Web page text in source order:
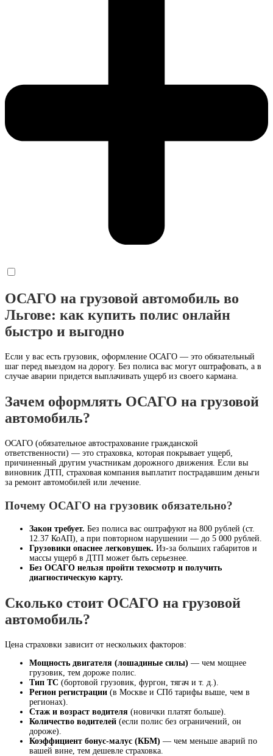
ОСАГО на грузовой автомобиль во
Льгове: как купить полис онлайн
быстро и выгодно
Если у вас есть грузовик, оформление ОСАГО — это обязательный
шаг перед выездом на дорогу. Без полиса вас могут оштрафовать, а в
случае аварии придется выплачивать ущерб из своего кармана.
Зачем оформлять ОСАГО на грузовой
автомобиль?
ОСАГО (обязательное автострахование гражданской
ответственности) — это страховка, которая покрывает ущерб,
причиненный другим участникам дорожного движения. Если вы
виновник ДТП, страховая компания выплатит пострадавшим деньги
за ремонт автомобилей или лечение.
Почему ОСАГО на грузовик обязательно?
Закон требует. Без полиса вас оштрафуют на 800 рублей (ст.
12.37 КоАП), а при повторном нарушении — до 5 000 рублей.
Грузовики опаснее легковушек. Из-за больших габаритов и
массы ущерб в ДТП может быть серьезнее.
Без ОСАГО нельзя пройти техосмотр и получить
диагностическую карту.
Сколько стоит ОСАГО на грузовой
автомобиль?
Цена страховки зависит от нескольких факторов:
Мощность двигателя (лошадиные силы) — чем мощнее
грузовик, тем дороже полис.
Тип ТС (бортовой грузовик, фургон, тягач и т. д.).
Регион регистрации (в Москве и СПб тарифы выше, чем в
регионах).
Стаж и возраст водителя (новички платят больше).
Количество водителей (если полис без ограничений, он
дороже).
Коэффициент бонус-малус (КБМ) — чем меньше аварий по
вашей вине, тем дешевле страховка.